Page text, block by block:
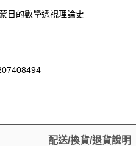
日的數學透視理論史
配送/換貨/退貨說明